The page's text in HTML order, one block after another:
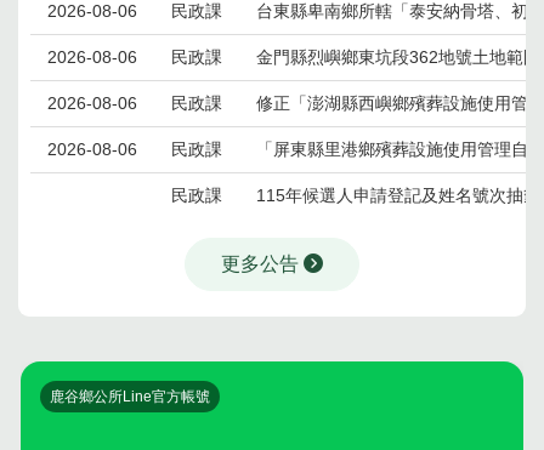
2026-08-06 民政課 台東縣卑南鄉所轄「泰安納骨塔、初
2026-08-06 民政課 金門縣烈嶼鄉東坑段362地號土地範
2026-08-06 民政課 修正「澎湖縣西嶼鄉殯葬設施使用管
2026-08-06 民政課 「屏東縣里港鄉殯葬設施使用管理自
民政課 115年候選人申請登記及姓名號次抽
更多公告
鹿谷鄉公所Line官方帳號